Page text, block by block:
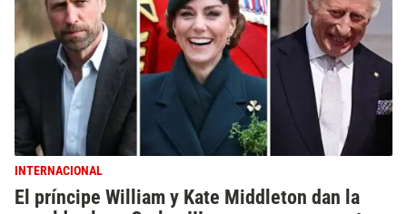
INTERNACIONAL
El príncipe William y Kate Middleton dan la